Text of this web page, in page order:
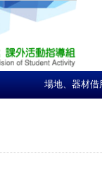
場地、器材借